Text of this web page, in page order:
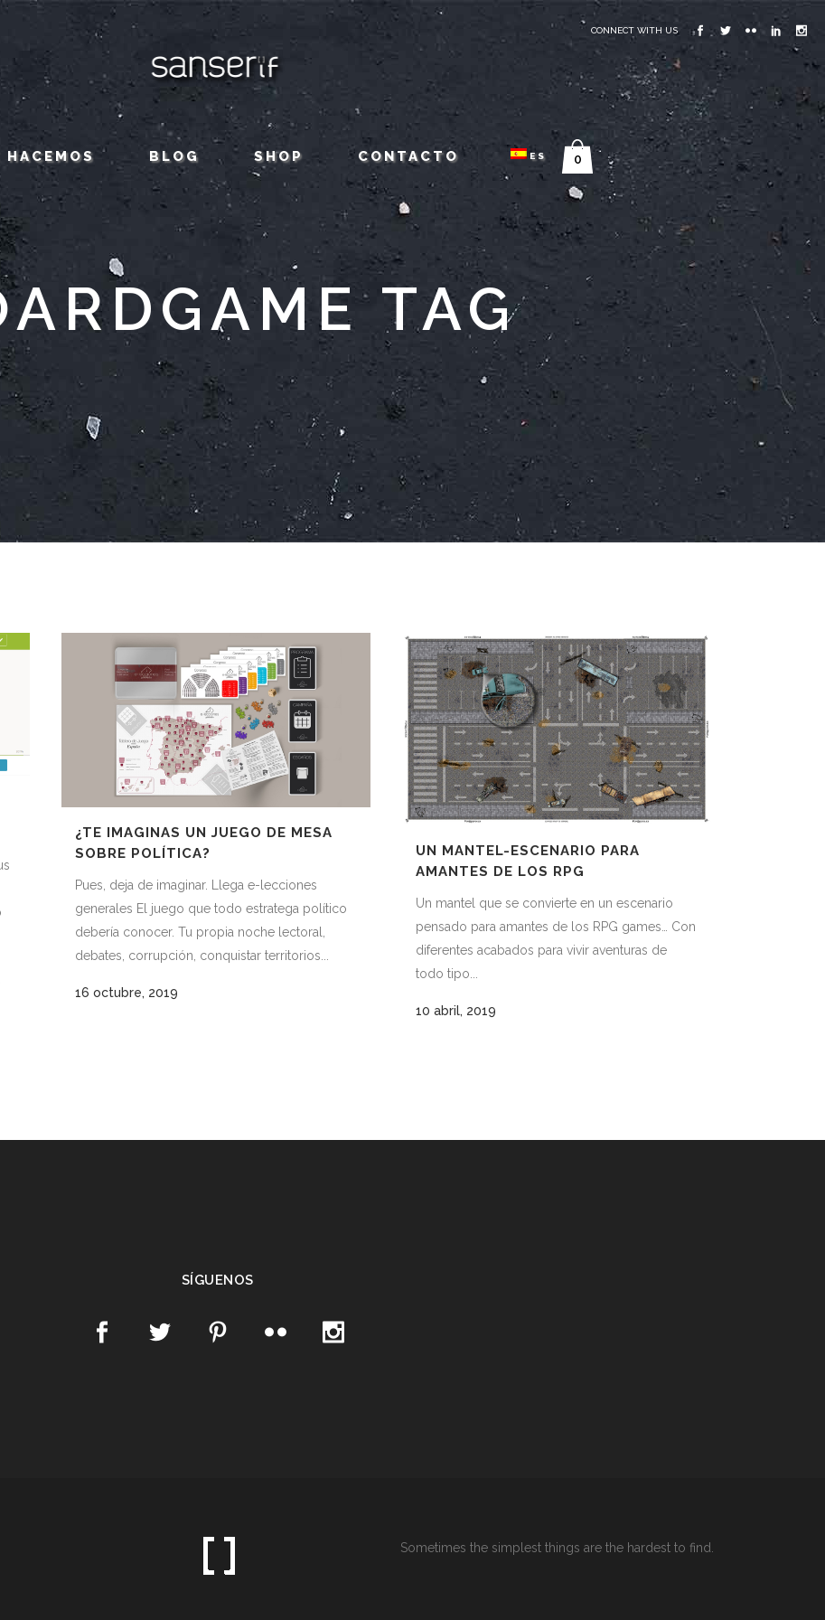
CONNECT WITH US
HACEMOS BLOG SHOP CONTACTO ES 0
TAG
¿TE IMAGINAS UN JUEGO DE MESA
SOBRE POLÍTICA?
Pues, deja de imaginar. Llega e-lecciones
generales El juego que todo estratega político
debería conocer. Tu propia noche lectoral,
debates, corrupción, conquistar territorios...
16 octubre, 2019
UN MANTEL-ESCENARIO PARA
AMANTES DE LOS RPG
Un mantel que se convierte en un escenario
pensado para amantes de los RPG games… Con
diferentes acabados para vivir aventuras de
todo tipo...
10 abril, 2019
SÍGUENOS
Sometimes the simplest things are the hardest to find.